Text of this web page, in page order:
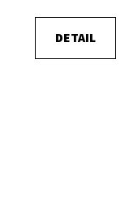
DETAIL